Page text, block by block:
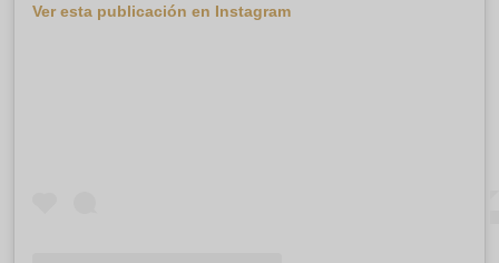
Ver esta publicación en Instagram